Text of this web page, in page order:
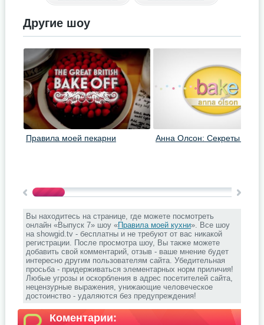
Другие шоу
Правила моей пекарни Анна Олсон: Секреты
Вы находитесь на странице, где можете посмотреть
онлайн «Выпуск 7» шоу «Правила моей кухни». Все шоу
на showgid.tv - бесплатны и не требуют от вас никакой
регистрации. После просмотра шоу, Вы также можете
добавить свой комментарий, отзыв - ваше мнение будет
интересно другим пользователям сайта. Убедительная
просьба - придерживаться элементарных норм приличия!
Любые угрозы и оскорбления в адрес посетителей сайта,
нецензурные выражения, унижающие человеческое
достоинство - удаляются без предупреждения!
Коментарии: